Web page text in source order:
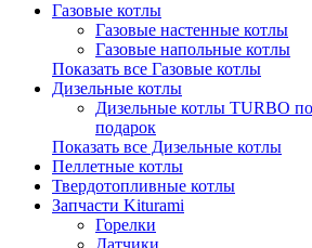
Газовые котлы
Газовые настенные котлы
Газовые напольные котлы
Показать все Газовые котлы
Дизельные котлы
Дизельные котлы TURBO
подарок
Показать все Дизельные котлы
Пеллетные котлы
Твердотопливные котлы
Запчасти Kiturami
Горелки
Датчики